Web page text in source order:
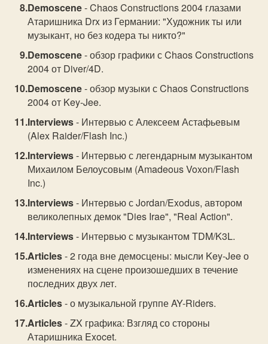
Demoscene- Chaos Constructions 2004 глазами
Атаришника Drx из Германии: "Художник ты или
музыкант, но без кодера ты никто?"
Demoscene- обзор графики с Chaos Constructions
2004 от Diver/4D.
Demoscene- обзор музыки с Chaos Constructions
2004 от Key-Jee.
Interviews- Интервью с Алексеем Астафьевым
(Alex Raider/Flash Inc.)
Interviews- Интервью с легендарным музыкантом
Михаилом Белоусовым (Amadeous Voxon/Flash
Inc.)
Interviews- Интервью с Jordan/Exodus, автором
великолепных демок "Dies Irae", "Real Action".
Interviews- Интервью с музыкантом TDM/K3L.
Articles- 2 года вне демосцены: мысли Key-Jee о
изменениях на сцене произошедших в течение
последних двух лет.
Articles- о музыкальной группе AY-Riders.
Articles- ZX графика: Взгляд со стороны
Атаришника Exocet.